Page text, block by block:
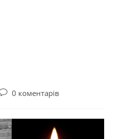
0 коментарів